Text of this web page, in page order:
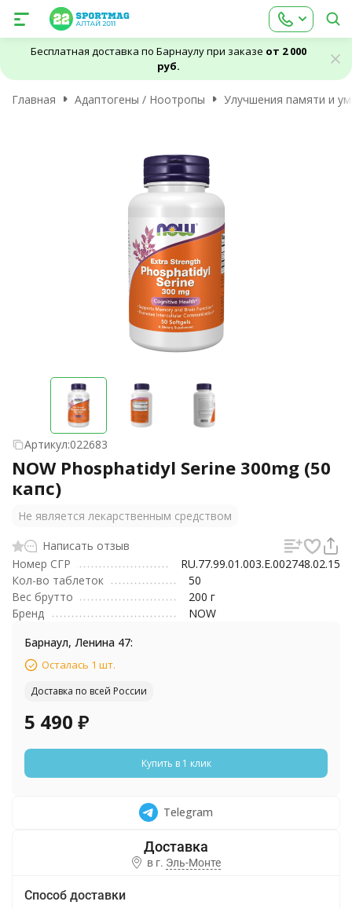
Бесплатная доставка по Барнаулу при заказе от 2 000
руб.
Главная Адаптогены / Ноотропы Улучшения памяти и
Артикул:022683
NOW Phosphatidyl Serine 300mg (50
капс)
Не является лекарственным средством
Написать отзыв
Номер СГР
RU.77.99.01.003.Е.002748.02.15
Кол-во таблеток
50
Вес брутто
200 г
Бренд
NOW
Барнаул, Ленина 47:
Осталась 1 шт.
Доставка по всей России
5 490 ₽
Купить в 1 клик
Telegram
в г. Эль-Монте
Способ доставки